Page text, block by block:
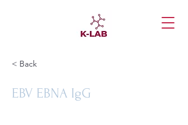
< Back
EBV EBNA IgG